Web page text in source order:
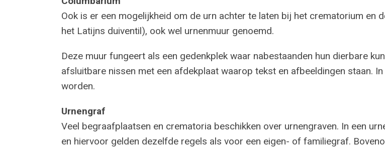
Ook is er een mogelijkheid om de urn achter te laten bij het crematorium en
het Latijns duiventil), ook wel urnenmuur genoemd.
Deze muur fungeert als een gedenkplek waar nabestaanden hun dierbare
afsluitbare nissen met een afdekplaat waarop tekst en afbeeldingen staan.
worden.
Urnengraf
Veel begraafplaatsen en crematoria beschikken over urnengraven. In een
en hiervoor gelden dezelfde regels als voor een eigen- of familiegraf.